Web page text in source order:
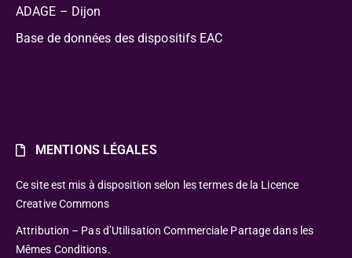
ADAGE – Dijon
Base de données des dispositifs EAC
MENTIONS LÉGALES
Ce site est mis à disposition selon les termes de la Licence
Creative Commons
Attribution – Pas d’Utilisation Commerciale Partage dans les
Mêmes Conditions.